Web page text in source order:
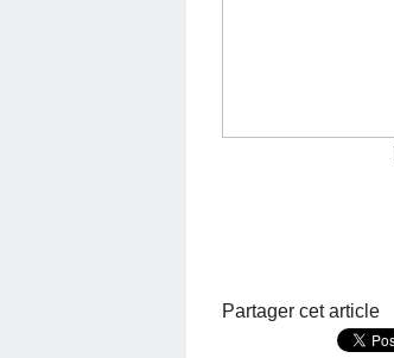
Partager cet article